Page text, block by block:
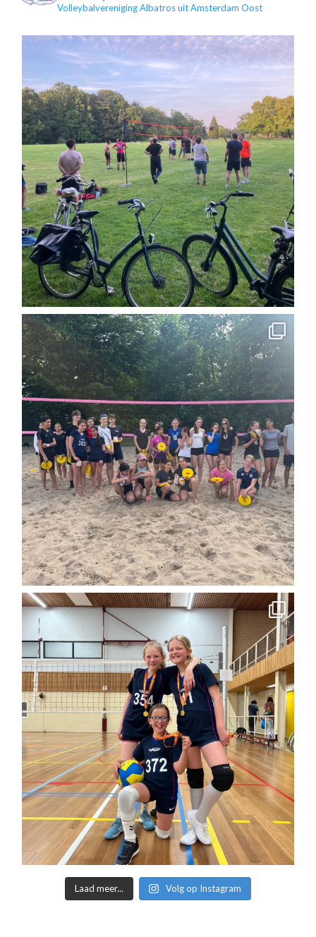
Volleybalvereniging Albatros uit Amsterdam Oost
Laad meer... Volg op Instagram